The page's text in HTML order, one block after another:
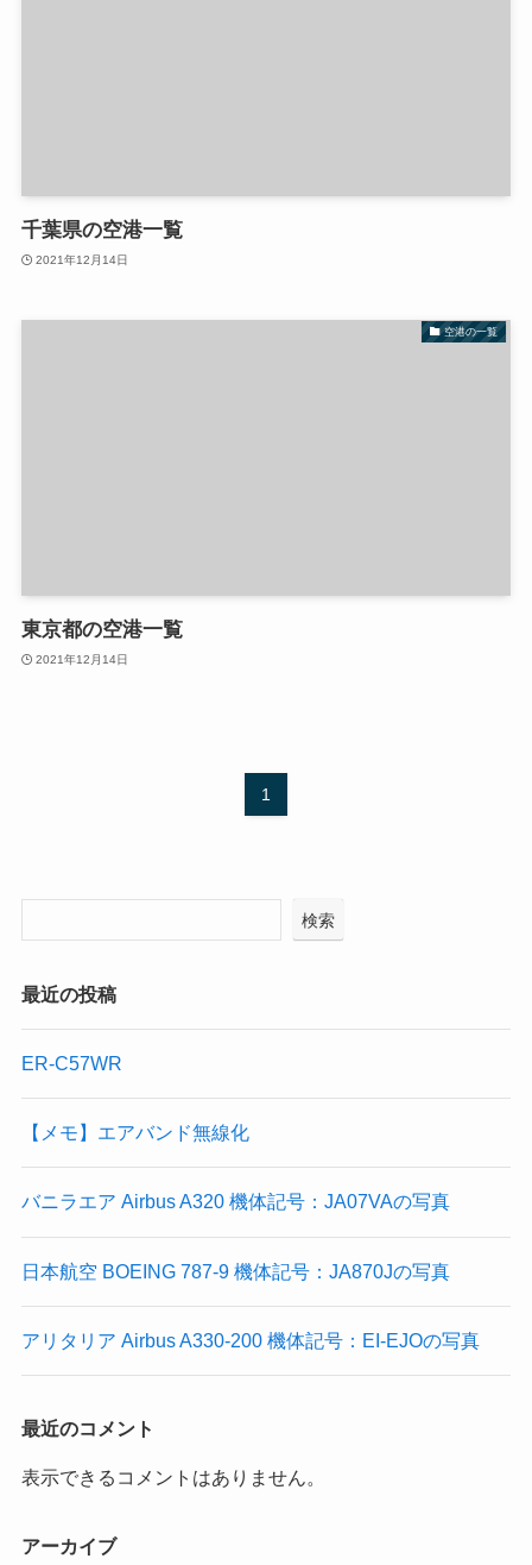
千葉県の空港一覧
2021年12月14日
空港の一覧
東京都の空港一覧
2021年12月14日
1
検索
最近の投稿
ER-C57WR
【メモ】エアバンド無線化
バニラエア Airbus A320 機体記号：JA07VAの写真
日本航空 BOEING 787-9 機体記号：JA870Jの写真
アリタリア Airbus A330-200 機体記号：EI-EJOの写真
最近のコメント
表示できるコメントはありません。
アーカイブ